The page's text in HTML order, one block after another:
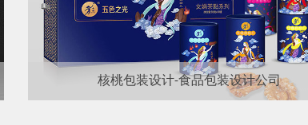
核桃包装设计-食品包装设计公司